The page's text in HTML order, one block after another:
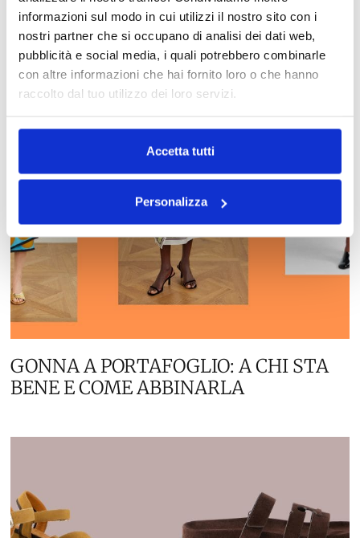
informazioni sul modo in cui utilizzi il nostro sito con i
nostri partner che si occupano di analisi dei dati web,
pubblicità e social media, i quali potrebbero combinarle
con altre informazioni che hai fornito loro o che hanno
raccolto dal tuo utilizzo dei loro servizi.
Accetta tutti
Personalizza
GONNA A PORTAFOGLIO: A CHI STA
BENE E COME ABBINARLA